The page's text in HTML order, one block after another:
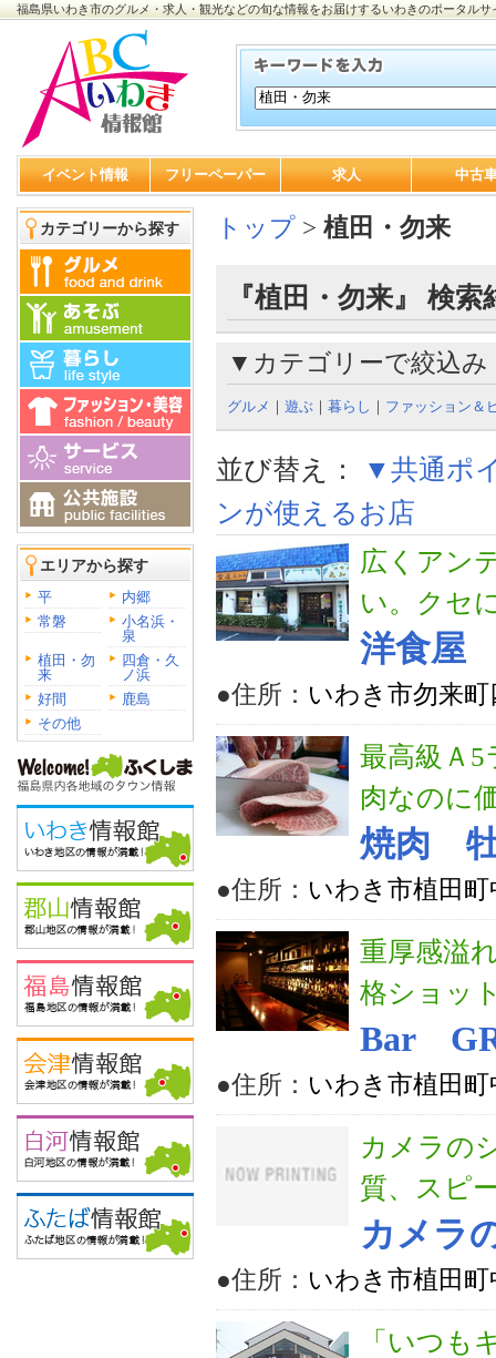
福島県いわき市のグルメ・求人・観光などの旬な情報をお届けするいわきのポータルサ
イベント情報 フリーペーパー 求人 中古
カテゴリーから探す
エリアから探す
平
内郷
常磐
小名浜・
泉
植田・勿
来
四倉・久
ノ浜
好間
鹿島
その他
トップ > 植田・勿来
『植田・勿来』 検
▼カテゴリーで絞込み
グルメ ｜ 遊ぶ ｜ 暮らし ｜ ファッション＆
並び替え：
▼共通ポ
ンが使えるお店
広くアン
い。クセ
洋食屋
●住所： いわき市勿来町
最高級Ａ5
肉なのに
焼肉
●住所： いわき市植田
重厚感溢
格ショッ
Bar
●住所： いわき市植田
カメラの
質、スピ
カメラ
●住所： いわき市植田町
「いつも